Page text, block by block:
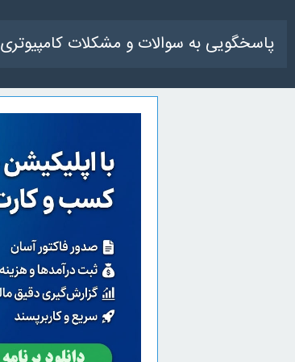
پاسخگویی به سوالات و مشکلات کامپیوتری